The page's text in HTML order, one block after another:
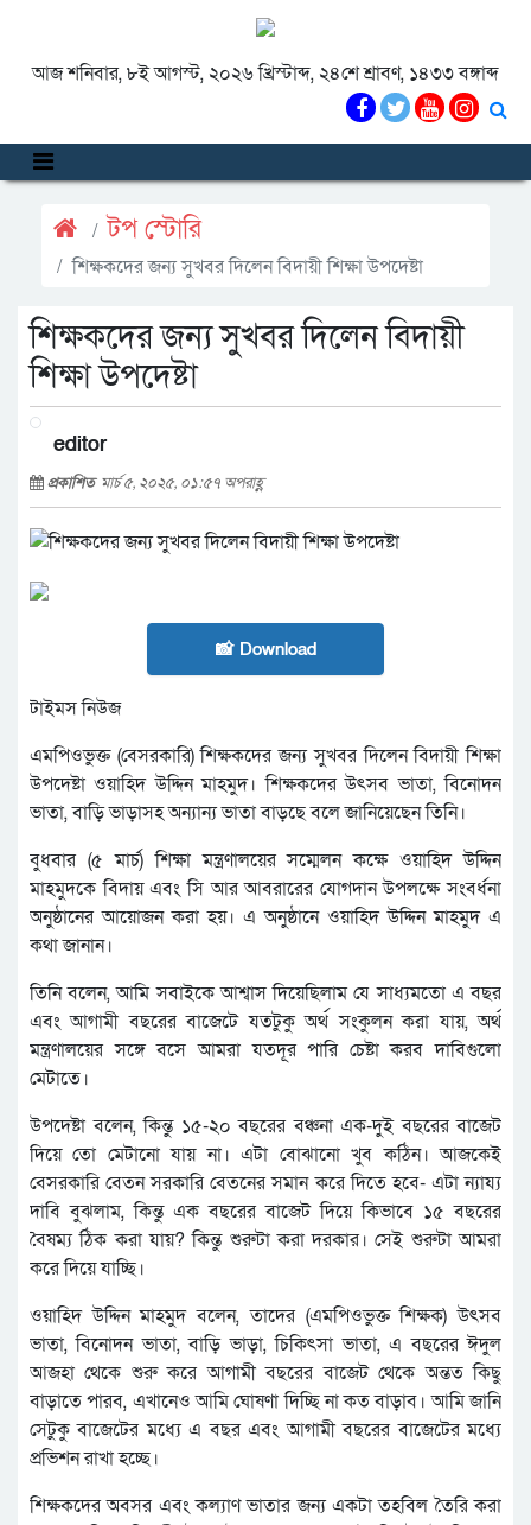
আজ শনিবার, ৮ই আগস্ট, ২০২৬ খ্রিস্টাব্দ, ২৪শে শ্রাবণ, ১৪৩৩ বঙ্গাব্দ
টপ স্টোরি
শিক্ষকদের জন্য সুখবর দিলেন বিদায়ী শিক্ষা উপদেষ্টা
শিক্ষকদের জন্য সুখবর দিলেন বিদায়ী
শিক্ষা উপদেষ্টা
editor
প্রকাশিত মার্চ ৫, ২০২৫, ০১:৫৭ অপরাহ্ণ
📸 Download
টাইমস নিউজ
এমপিওভুক্ত (বেসরকারি) শিক্ষকদের জন্য সুখবর দিলেন বিদায়ী শিক্ষা
উপদেষ্টা ওয়াহিদ উদ্দিন মাহমুদ। শিক্ষকদের উৎসব ভাতা, বিনোদন
ভাতা, বাড়ি ভাড়াসহ অন্যান্য ভাতা বাড়ছে বলে জানিয়েছেন তিনি।
বুধবার (৫ মার্চ) শিক্ষা মন্ত্রণালয়ের সম্মেলন কক্ষে ওয়াহিদ উদ্দিন
মাহমুদকে বিদায় এবং সি আর আবরারের যোগদান উপলক্ষে সংবর্ধনা
অনুষ্ঠানের আয়োজন করা হয়। এ অনুষ্ঠানে ওয়াহিদ উদ্দিন মাহমুদ এ
কথা জানান।
তিনি বলেন, আমি সবাইকে আশ্বাস দিয়েছিলাম যে সাধ্যমতো এ বছর
এবং আগামী বছরের বাজেটে যতটুকু অর্থ সংকুলন করা যায়, অর্থ
মন্ত্রণালয়ের সঙ্গে বসে আমরা যতদূর পারি চেষ্টা করব দাবিগুলো
মেটাতে।
উপদেষ্টা বলেন, কিন্তু ১৫-২০ বছরের বঞ্চনা এক-দুই বছরের বাজেট
দিয়ে তো মেটানো যায় না। এটা বোঝানো খুব কঠিন। আজকেই
বেসরকারি বেতন সরকারি বেতনের সমান করে দিতে হবে- এটা ন্যায্য
দাবি বুঝলাম, কিন্তু এক বছরের বাজেট দিয়ে কিভাবে ১৫ বছরের
বৈষম্য ঠিক করা যায়? কিন্তু শুরুটা করা দরকার। সেই শুরুটা আমরা
করে দিয়ে যাচ্ছি।
ওয়াহিদ উদ্দিন মাহমুদ বলেন, তাদের (এমপিওভুক্ত শিক্ষক) উৎসব
ভাতা, বিনোদন ভাতা, বাড়ি ভাড়া, চিকিৎসা ভাতা, এ বছরের ঈদুল
আজহা থেকে শুরু করে আগামী বছরের বাজেট থেকে অন্তত কিছু
বাড়াতে পারব, এখানেও আমি ঘোষণা দিচ্ছি না কত বাড়াব। আমি জানি
সেটুকু বাজেটের মধ্যে এ বছর এবং আগামী বছরের বাজেটের মধ্যে
প্রভিশন রাখা হচ্ছে।
শিক্ষকদের অবসর এবং কল্যাণ ভাতার জন্য একটা তহবিল তৈরি করা